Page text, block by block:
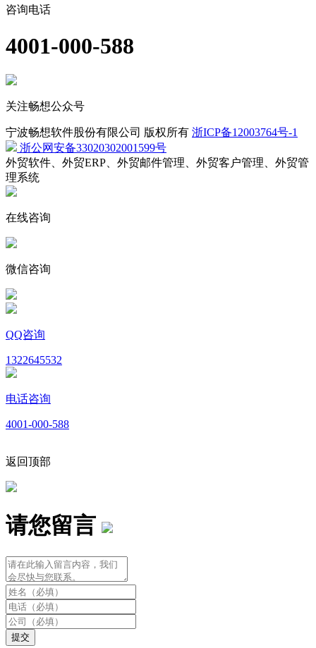
咨询电话
4001-000-588
关注畅想公众号
宁波畅想软件股份有限公司 版权所有 浙ICP备12003764号-1
浙公网安备33020302001599号
外贸软件、外贸ERP、外贸邮件管理、外贸客户管理、外贸管
理系统
在线咨询
微信咨询
QQ咨询
1322645532
电话咨询
4001-000-588
返回顶部
请您留言
提交